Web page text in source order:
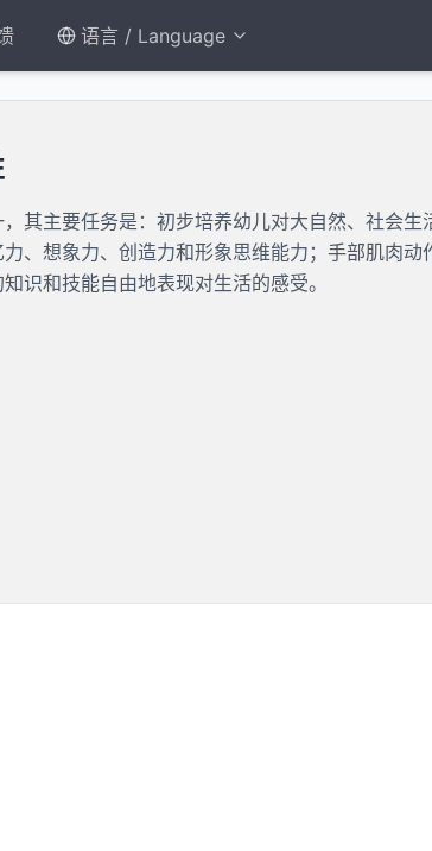
语言 / Language
其主要任务是：初步培养幼儿对大自然、社会生
、想象力、创造力和形象思维能力；手部肌肉动
识和技能自由地表现对生活的感受。